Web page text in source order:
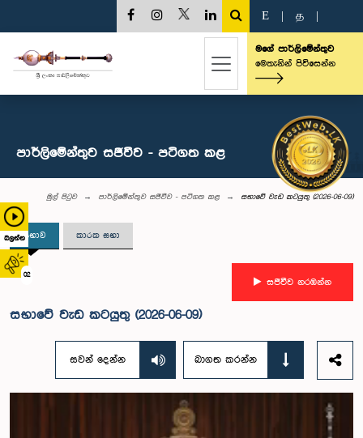
බලන්න
02
E த
මගේ පාර්ලිමේන්තුව
මෙතැනින් පිවිසෙන්න
පාර්ලිමේන්තුව සජීවීව - පටිගත කළ
මුල් පිටුව පාර්ලිමේන්තුව සජීවීව - පටිගත කළ සභාවේ වැඩ කටයුතු (2026-06-09)
සභාව කාරක සභා
සජීවීව නරඹන්න
සභාවේ වැඩ කටයුතු (2026-06-09)
සවන් දෙන්න බාගත කරන්න